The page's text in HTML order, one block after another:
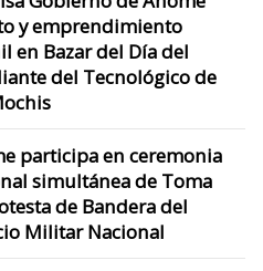
y emprendimiento
en Bazar del Día del
del Tecnológico de
participa en ceremonia
simultánea de Toma
de Bandera del
Militar Nacional